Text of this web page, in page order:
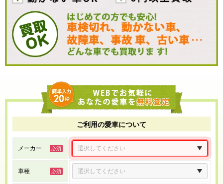
ご利用の愛車について
メーカー
車種